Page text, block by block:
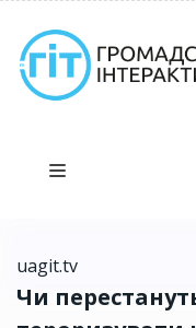
uagit.tv
Чи